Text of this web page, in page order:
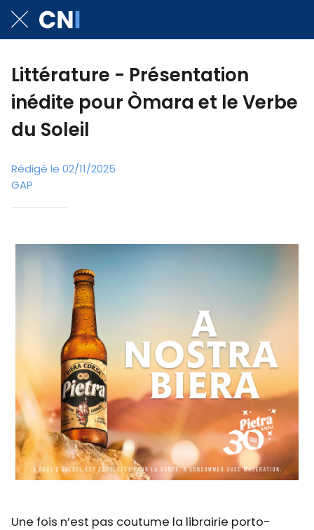
Littérature - Présentation
inédite pour Òmara et le Verbe
du Soleil
Rédigé le 02/11/2025
GAP
Une fois n’est pas coutume la librairie porto-